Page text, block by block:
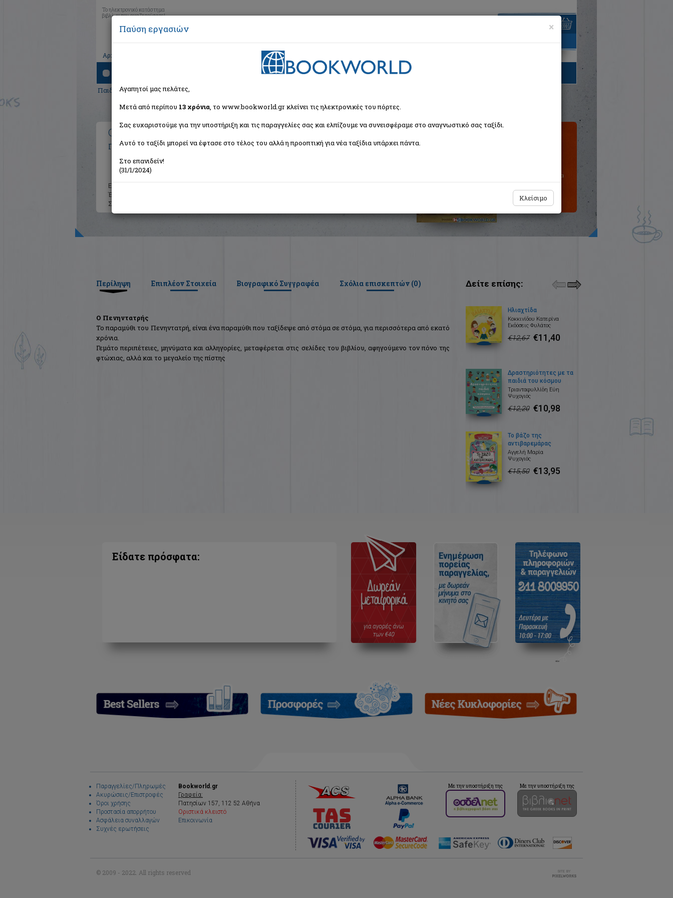
Το ηλεκτρονικό κατάστημα
βιβλίων που αναζητούσατε!
Αρχική
είναι άδειο
Παιδικά - Εφηβικά> Ο Πενηντατρής
Ο Πενηντατρής
Παπαγεωργίου Αδελαΐς
Εκδότης:
Έτος:
Σελίδες:
Δεν υπάρχει δυνατότητα
παραγγελίας
Περίληψη Επιπλέον Στοιχεία Βιογραφικό Συγγραφέα Σχόλια επισκεπτών (0)
Ο Πενηντατρής
Το παραμύθι του Πενηντατρή, είναι ένα παραμύθι που ταξίδεψε από στόμα σε στόμα, για περισσότερα από εκατό
χρόνια.
Γεμάτο περιπέτειες, μηνύματα και αλληγορίες, μεταφέρεται στις σελίδες του βιβλίου, αφηγούμενο τον πόνο της
φτώχιας, αλλά και το μεγαλείο της πίστης
Δείτε επίσης:
Ηλιαχτίδα
Κοκκινίδου Κατερίνα
Εκδόσεις Φυλάτος
€12,67 €11,40
Δραστηριότητες με τα
παιδιά του κόσμου
Τριανταφυλλίδη Εύη
Ψυχογιός
€12,20 €10,98
Το βάζο της
αντιβαρεμάρας
Αγγελή Μαρία
Ψυχογιός
€15,50 €13,95
Είδατε πρόσφατα:
Παραγγελίες/Πληρωμές
Ακυρώσεις/Επιστροφές
Όροι χρήσης
Προστασία απορρήτου
Ασφάλεια συναλλαγών
Συχνές ερωτήσεις
Bookworld.gr
Γραφεία:
Πατησίων 157, 112 52 Αθήνα
Οριστικά κλειστό
Επικοινωνία
Με την υποστήριξη της Με την υποστήριξη της
© 2009 - 2022. All rights reserved
×
Παύση εργασιών
Αγαπητοί μας πελάτες,
Μετά από περίπου 13 χρόνια, το www.bookworld.gr κλείνει τις ηλεκτρονικές του πόρτες.
Σας ευχαριστούμε για την υποστήριξη και τις παραγγελίες σας και ελπίζουμε να συνεισφέραμε στο αναγνωστικό σας ταξίδι.
Αυτό το ταξίδι μπορεί να έφτασε στο τέλος του αλλά η προοπτική για νέα ταξίδια υπάρχει πάντα.
Στο επανιδείν!
(31/1/2024)
Κλείσιμο